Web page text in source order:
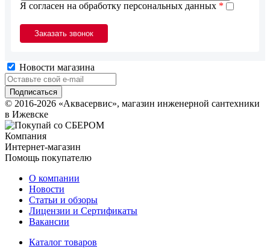
Я согласен на обработку персональных данных *
Новости магазина
© 2016-2026 «Аквасервис», магазин инженерной сантехники
в Ижевске
Компания
Интернет-магазин
Помощь покупателю
О компании
Новости
Статьи и обзоры
Лицензии и Сертификаты
Вакансии
Каталог товаров